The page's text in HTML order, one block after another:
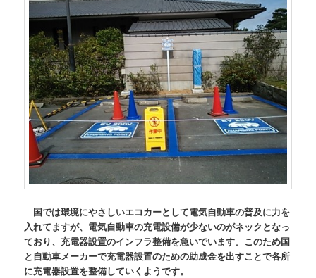
国では環境にやさしいエコカーとして電気自動車の普及に力を
入れてますが、電気自動車の充電設備が少ないのがネックとなっ
ており、充電器設置のインフラ整備を急いでいます。このため国
と自動車メーカーで充電器設置のための助成金を出すことで各所
に充電器設置を整備していくようです。